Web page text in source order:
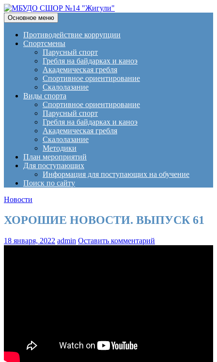
МБУДО СШОР №14
"Жигули"
Поиск
Основное меню Перейти
к
содержимому
Противодействие коррупции
Спортсмены
Парусный спорт
Гребля на байдарках и каноэ
Академическая гребля
Спортивное ориентирование
Скалолазание
Виды спорта
Спортивное ориентирование
Парусный спорт
Гребля на байдарках и каноэ
Академическая гребля
Скалолазание
Методики
План мероприятий
Для поступающих
Информация для поступающих на обучение
Поиск по сайту
Новости
ХОРОШИЕ НОВОСТИ. ВЫПУСК 61
18 января, 2022 admin Оставить комментарий